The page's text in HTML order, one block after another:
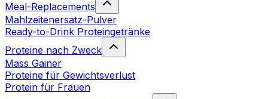
Meal-Replacements
Mahlzeitenersatz-Pulver
Ready-to-Drink Proteingetränke
Proteine nach Zweck
Mass Gainer
Proteine für Gewichtsverlust
Protein für Frauen